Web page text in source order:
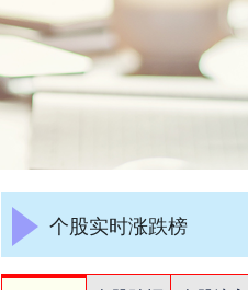
个股实时涨跌榜